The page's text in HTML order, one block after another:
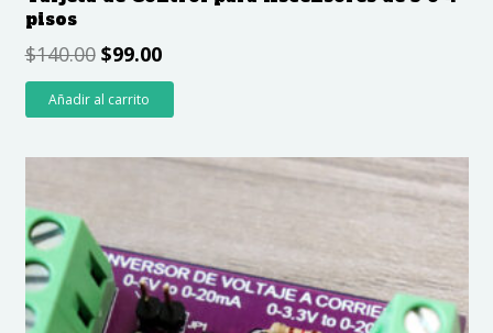
pisos
$140.00 $99.00
Añadir al carrito